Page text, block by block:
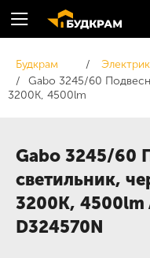
Будкрам
Gabo 3245/60
3200K, 4500lm
Gabo 3245/60
светильник,
3200K, 4500lm
D324570N